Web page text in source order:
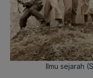
Ilmu sejarah